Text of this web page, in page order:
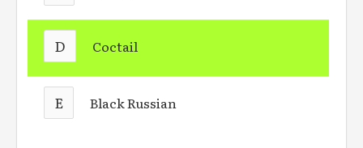
D Coctail
E Black Russian